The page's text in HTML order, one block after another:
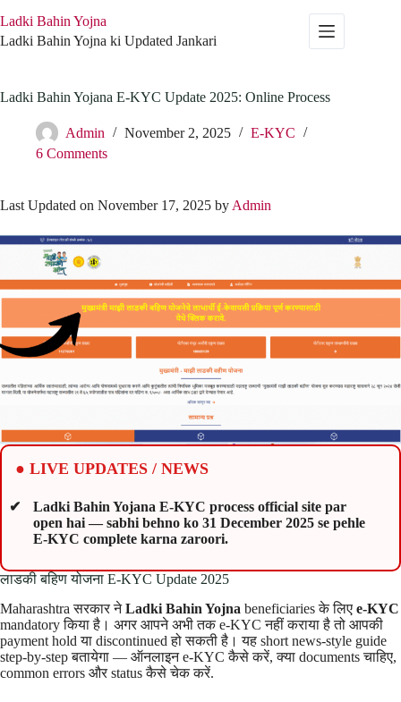
to
content
Ladki Bahin Yojna
Ladki Bahin Yojna ki Updated Jankari
Ladki Bahin Yojana E-KYC Update 2025: Online Process
Admin November 2, 2025
E-KYC
6 Comments
Last Updated on November 17, 2025 by Admin
● LIVE UPDATES / NEWS
Ladki Bahin Yojana E-KYC process official site par
open hai — sabhi behno ko 31 December 2025 se pehle
E-KYC complete karna zaroori.
लाडकी बहिण योजना E-KYC Update 2025
Maharashtra सरकार नेLadki Bahin Yojna beneficiaries के लिए e-KYC
mandatory किया है। अगर आपने अभी तक e-KYC नहीं कराया है तो आपकी
payment hold या discontinued हो सकती है। यह short news-style guide
step-by-step बतायेगा — ऑनलाइन e-KYC कैसे करें, क्या documents चाहिए,
common errors और status कैसे चेक करें.